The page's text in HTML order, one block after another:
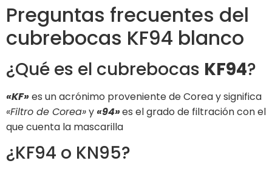
Preguntas frecuentes del
cubrebocas KF94 blanco
¿Qué es el cubrebocas KF94?
«KF»es un acrónimo proveniente de Corea y significa
«Filtro de Corea»y«94»es el grado de filtración con el
que cuenta la mascarilla
¿KF94 o KN95?